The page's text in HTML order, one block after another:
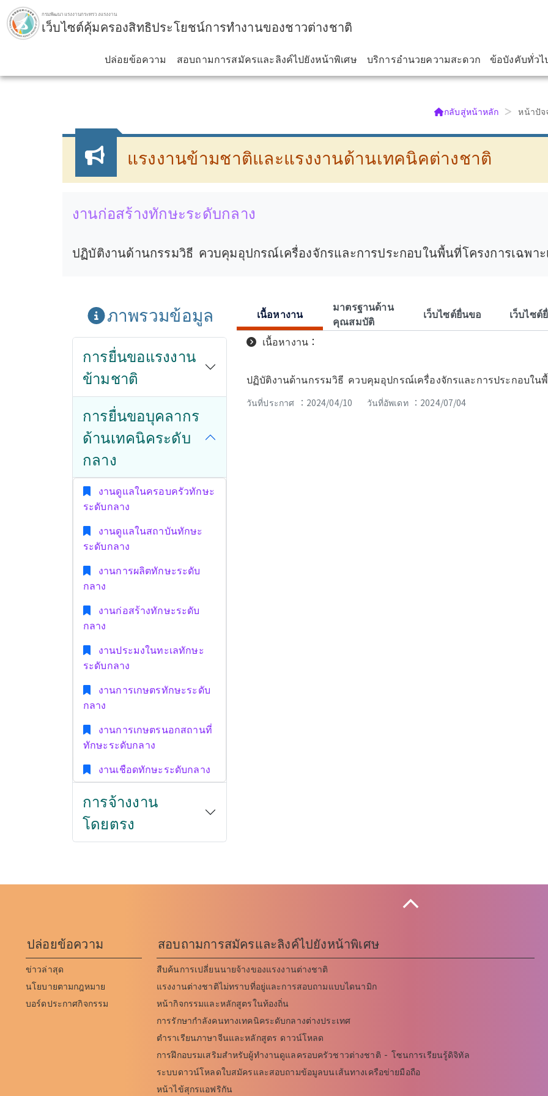
ข้ามไปยังบล็อกหลัก.กรมพัฒนาแรงงานกระทรวงแรงงาน
เว็บไซต์คุ้มครองสิทธิประโยชน์การทำงานของชาวต่างชาติ
ปล่อยข้อความ
สอบถามการสมัครและลิงค์ไปยังหน้าพิเศษ บริการอำนวยความสะดวก ข้อบังคับทั่วไ
กลับสู่หน้าหลัก หน้าปัจ
แรงงานข้ามชาติและแรงงานด้านเทคนิคต่างชาติ
งานก่อสร้างทักษะระดับกลาง
ปฏิบัติงานด้านกรรมวิธี ควบคุมอุปกรณ์เครื่องจักรและการประกอบในพื้นที่โครงการเฉพาะ
ภาพรวมข้อมูล
การยื่นขอแรงงาน
ข้ามชาติ
การยื่นขอบุคลากร
ด้านเทคนิคระดับ
กลาง
งานดูแลในครอบครัวทักษะ
ระดับกลาง
งานดูแลในสถาบันทักษะ
ระดับกลาง
งานการผลิตทักษะระดับ
กลาง
งานก่อสร้างทักษะระดับ
กลาง
งานประมงในทะเลทักษะ
ระดับกลาง
งานการเกษตรทักษะระดับ
กลาง
งานการเกษตรนอกสถานที่
ทักษะระดับกลาง
งานเชือดทักษะระดับกลาง
การจ้างงาน
โดยตรง
เนื้อหางาน
เนื้อหางาน：
ปฏิบัติงานด้านกรรมวิธี ควบคุมอุปกรณ์เครื่องจักรและการประกอบในพื้
วันที่ประกาศ ：2024/04/10 วันที่อัพเดท ：2024/07/04
มาตรฐานด้าน
คุณสมบัติ
เว็บไซต์ยื่นขอ เว็บไซต์
ปล่อยข้อความ
ข่าวล่าสุด
นโยบายตามกฎหมาย
บอร์ดประกาศกิจกรรม
สอบถามการสมัครและลิงค์ไปยังหน้าพิเศษ
สืบค้นการเปลี่ยนนายจ้างของแรงงานต่างชาติ
แรงงานต่างชาติไม่ทราบที่อยู่และการสอบถามแบบไดนามิก
หน้ากิจกรรมและหลักสูตรในท้องถิ่น
การรักษากำลังคนทางเทคนิคระดับกลางต่างประเทศ
ตำราเรียนภาษาจีนและหลักสูตร ดาวน์โหลด
การฝึกอบรมเสริมสำหรับผู้ทำงานดูแลครอบครัวชาวต่างชาติ - โซนการเรียนรู้ดิจิทัล
ระบบดาวน์โหลดใบสมัครและสอบถามข้อมูลบนเส้นทางเครือข่ายมือถือ
หน้าไข้สุกรแอฟริกัน